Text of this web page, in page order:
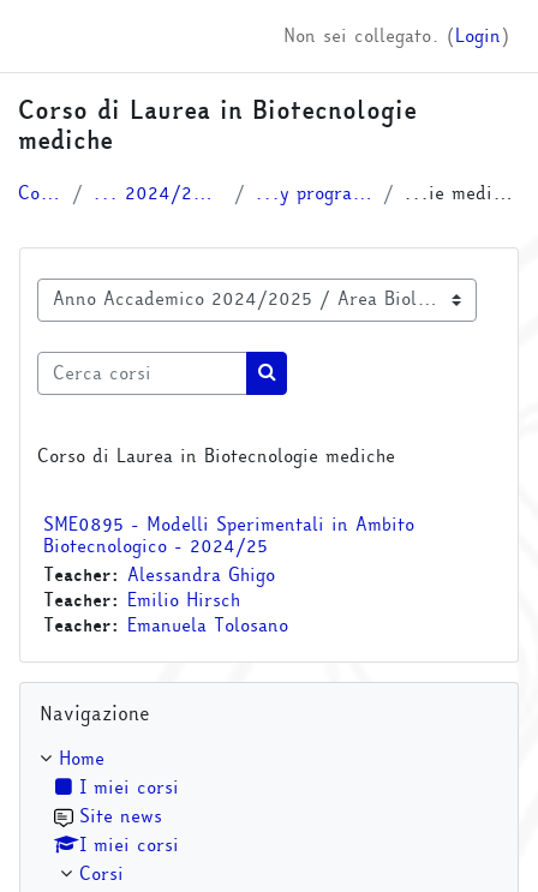
Non sei collegato. (Login)
Corso di Laurea in Biotecnologie
mediche
Corsi ... 2024/2025 ...y programs ...ie mediche
Categorie di corso
Cerca corsi
Cerca corsi
Corso di Laurea in Biotecnologie mediche
SME0895 - Modelli Sperimentali in Ambito
Biotecnologico - 2024/25
Teacher: Alessandra Ghigo
Teacher: Emilio Hirsch
Teacher: Emanuela Tolosano
Salta Navigazione
Navigazione
Home
I miei corsi
Site news
I miei corsi
Corsi